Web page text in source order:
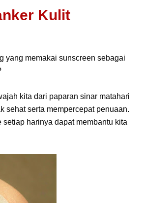
Kulit
yang memakai sunscreen sebagai
kita dari paparan sinar matahari
sehat serta mempercepat penuaan.
harinya dapat membantu kita